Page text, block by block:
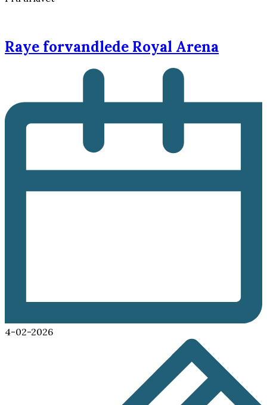
Raye forvandlede Royal Arena
4-02-2026